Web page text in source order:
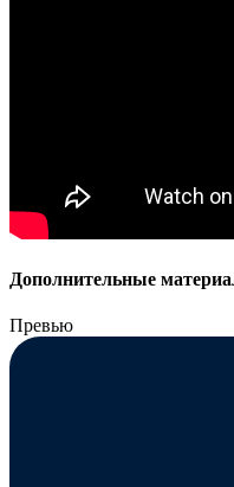
Дополнительные
Превью